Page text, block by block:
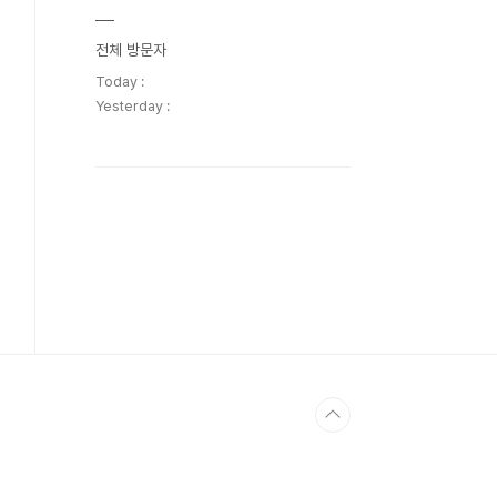
전체 방문자
Today :
Yesterday :